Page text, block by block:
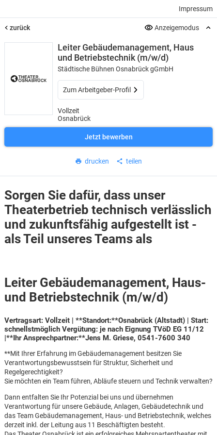
Impressum
zurück Anzeigemodus
Leiter Gebäudemanagement, Haus
und Betriebstechnik (m/w/d)
Städtische Bühnen Osnabrück gGmbH
Zum Arbeitgeber-Profil
Vollzeit
Osnabrück
Jetzt bewerben
drucken teilen
Sorgen Sie dafür, dass unser
Theaterbetrieb technisch verlässlich
und zukunftsfähig aufgestellt ist -
als Teil unseres Teams als
Leiter Gebäudemanagement, Haus-
und Betriebstechnik (m/w/d)
Vertragsart:Vollzeit | **Standort:**Osnabrück (Altstadt) | Start:
schnellstmöglich Vergütung: je nach Eignung TVöD EG 11/12
|**Ihr Ansprechpartner:**Jens M. Griese, 0541-7600 340
**Mit Ihrer Erfahrung im Gebäudemanagement besitzen Sie
Verantwortungsbewusstsein für Struktur, Sicherheit und
Regelgerechtigkeit?
Sie möchten ein Team führen, Abläufe steuern und Technik verwalten?
Dann entfalten Sie Ihr Potenzial bei uns und übernehmen
Verantwortung für unsere Gebäude, Anlagen, Gebäudetechnik und
das Team Gebäudemanagement, Haus- und Betriebstechnik, welches
derzeit inkl. der Leitung aus 11 Beschäftigten besteht.
Karte anzeigen